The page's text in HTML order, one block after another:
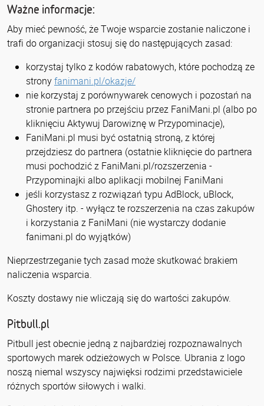
Ważne informacje:
Aby mieć pewność, że Twoje wsparcie zostanie naliczone i
trafi do organizacji stosuj się do następujących zasad:
korzystaj tylko z kodów rabatowych, które pochodzą ze
stronyfanimani.pl/okazje/
nie korzystaj z porównywarek cenowych i pozostań na
stronie partnera po przejściu przez FaniMani.pl (albo po
kliknięciu Aktywuj Darowiznę w Przypominacje),
FaniMani.pl musi być ostatnią stroną, z której
przejdziesz do partnera (ostatnie kliknięcie do partnera
musi pochodzić z FaniMani.pl/rozszerzenia -
Przypominajki albo aplikacji mobilnej FaniMani
jeśli korzystasz z rozwiązań typu AdBlock, uBlock,
Ghostery itp. - wyłącz te rozszerzenia na czas zakupów
i korzystania z FaniMani (nie wystarczy dodanie
fanimani.pl do wyjątków)
Nieprzestrzeganie tych zasad może skutkować brakiem
naliczenia wsparcia.
Koszty dostawy nie wliczają się do wartości zakupów.
Pitbull.pl
Pitbull jest obecnie jedną z najbardziej rozpoznawalnych
sportowych marek odzieżowych w Polsce. Ubrania z logo
noszą niemal wszyscy najwięksi rodzimi przedstawiciele
różnych sportów siłowych i walki.